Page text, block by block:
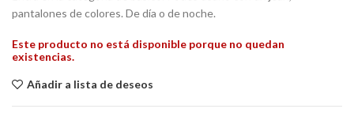
pantalones de colores. De día o de noche.
Este producto no está disponible porque no quedan
existencias.
Añadir a lista de deseos